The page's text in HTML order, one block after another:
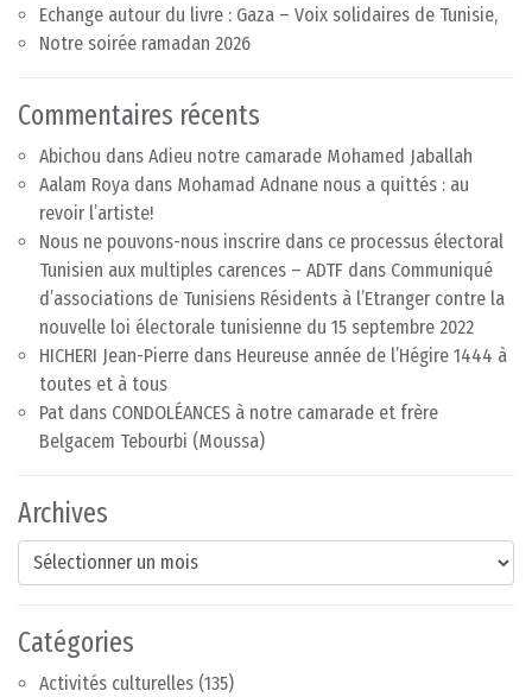
Echange autour du livre : Gaza – Voix solidaires de Tunisie,
Notre soirée ramadan 2026
Commentaires récents
Abichou dans Adieu notre camarade Mohamed Jaballah
Aalam Roya dans Mohamad Adnane nous a quittés : au
revoir l’artiste!
Nous ne pouvons-nous inscrire dans ce processus électoral
Tunisien aux multiples carences – ADTF dans Communiqué
d’associations de Tunisiens Résidents à l’Etranger contre la
nouvelle loi électorale tunisienne du 15 septembre 2022
HICHERI Jean-Pierre dans Heureuse année de l’Hégire 1444 à
toutes et à tous
Pat dans CONDOLÉANCES à notre camarade et frère
Belgacem Tebourbi (Moussa)
Archives
Archives
Catégories
Activités culturelles (135)